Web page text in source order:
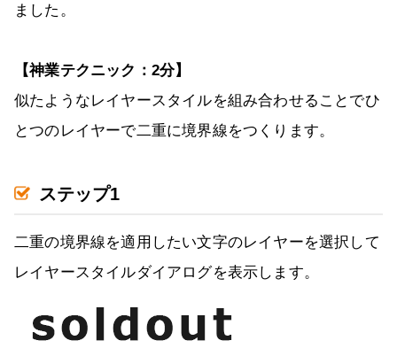
ました。
【神業テクニック：2分】
似たようなレイヤースタイルを組み合わせることでひ
とつのレイヤーで二重に境界線をつくります。
ステップ1
二重の境界線を適用したい文字のレイヤーを選択して
レイヤースタイルダイアログを表示します。